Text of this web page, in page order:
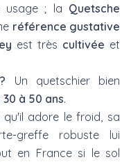
usage ; la Quetsche
référence gustative
est très cultivée et
Un quetschier bien
30 à 50 ans.
qu'il adore le froid, sa
greffe robuste lui
en France si le sol